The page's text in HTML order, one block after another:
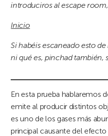
introduciros al escape
Inicio
Si habéis escaneado esto
ni qué es, pinchad también,
En esta prueba hablaremos
emite al producir distintos
es uno de los gases más
principal causante del